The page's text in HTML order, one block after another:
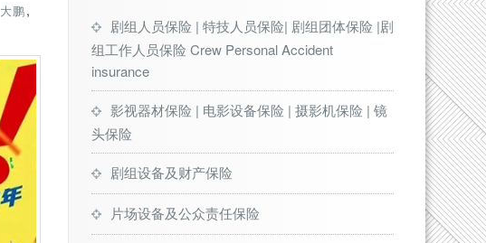
大鹏,
剧组人员保险 | 特技人员保险| 剧组团体保险 |剧
组工作人员保险 Crew Personal Accident
insurance
影视器材保险 | 电影设备保险 | 摄影机保险 | 镜
头保险
剧组设备及财产保险
片场设备及公众责任保险